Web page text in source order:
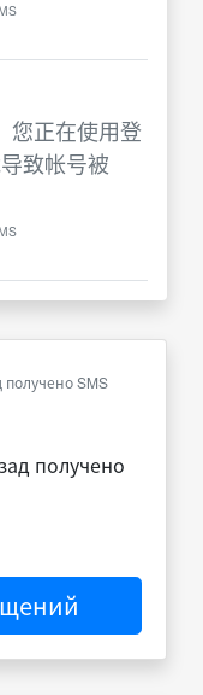
您正在使用登
致帐号被
SMS
получено